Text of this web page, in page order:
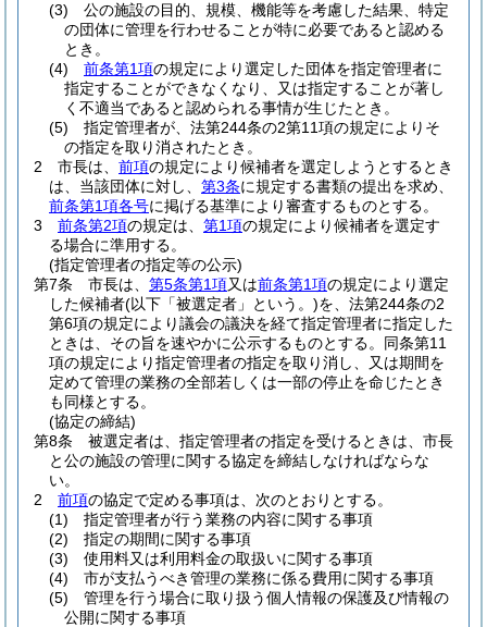
(3)
公の施設の目的、規模、機能等を考慮した結果、特定
の団体に管理を行わせることが特に必要であると認める
とき。
(4)
前条第1項の規定により選定した団体を指定管理者に
指定することができなくなり、又は指定することが著し
く不適当であると認められる事情が生じたとき。
(5)
指定管理者が、法第244条の2第11項の規定によりそ
の指定を取り消されたとき。
2
市長は、 前項の規定により候補者を選定しようとするとき
は、当該団体に対し、 第3条に規定する書類の提出を求め、
前条第1項各号に掲げる基準により審査するものとする。
3
前条第2項の規定は、 第1項の規定により候補者を選定す
る場合に準用する。
(指定管理者の指定等の公示)
第7条
市長は、 第5条第1項又は前条第1項の規定により選定
した候補者(以下「被選定者」という。)を、法第244条の2
第6項の規定により議会の議決を経て指定管理者に指定した
ときは、その旨を速やかに公示するものとする。 同条第11
項の規定により指定管理者の指定を取り消し、又は期間を
定めて管理の業務の全部若しくは一部の停止を命じたとき
も同様とする。
(協定の締結)
第8条
被選定者は、指定管理者の指定を受けるときは、市長
と公の施設の管理に関する協定を締結しなければならな
い。
2
前項の協定で定める事項は、次のとおりとする。
(1)
指定管理者が行う業務の内容に関する事項
(2)
指定の期間に関する事項
(3)
使用料又は利用料金の取扱いに関する事項
(4)
市が支払うべき管理の業務に係る費用に関する事項
(5)
管理を行う場合に取り扱う個人情報の保護及び情報の
公開に関する事項